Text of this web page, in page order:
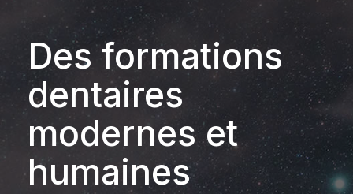
Des formations
dentaires
modernes et
humaines